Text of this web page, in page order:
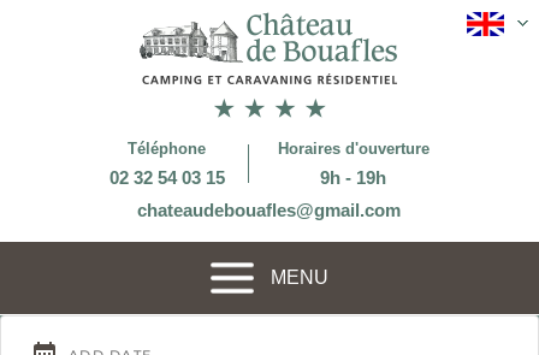
Téléphone
02 32 54 03 15
Horaires d'ouverture
9h - 19h
chateaudebouafles@gmail.com
MENU